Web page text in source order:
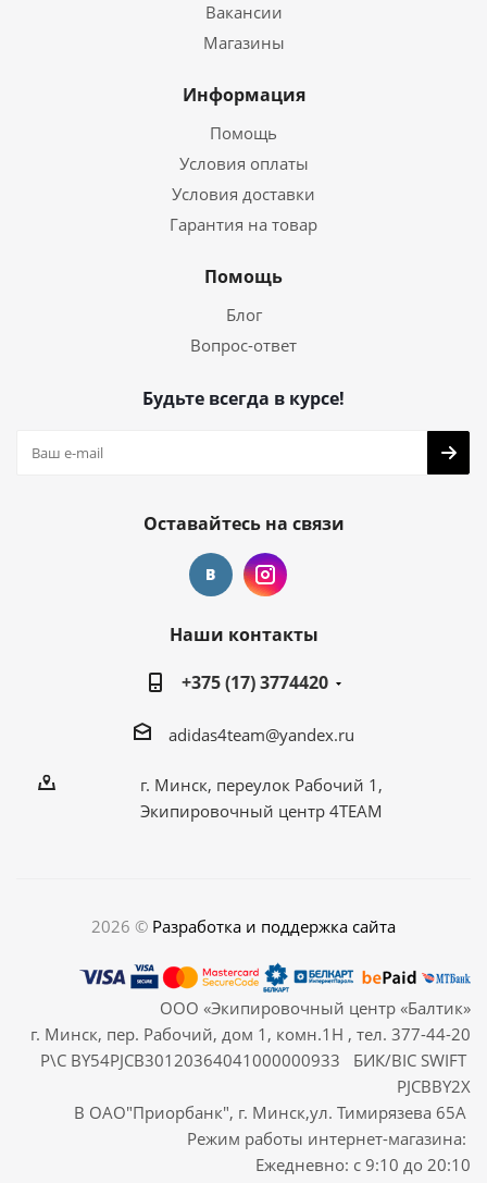
Вакансии
Магазины
Информация
Помощь
Условия оплаты
Условия доставки
Гарантия на товар
Помощь
Блог
Вопрос-ответ
Будьте всегда в курсе!
Оставайтесь на связи
Наши контакты
+375 (17) 3774420
adidas4team@yandex.ru
г. Минск, переулок Рабочий 1,
Экипировочный центр 4TEAM
2026 © Разработка и поддержка сайта
ООО «Экипировочный центр «Балтик»
г. Минск, пер. Рабочий, дом 1, комн.1Н , тел. 377-44-20
Р\С BY54PJCB30120364041000000933 БИК/BIC SWIFT
PJCBBY2X
В ОАО"Приорбанк", г. Минск,ул. Тимирязева 65А
Режим работы интернет-магазина:
Ежедневно: с 9:10 до 20:10